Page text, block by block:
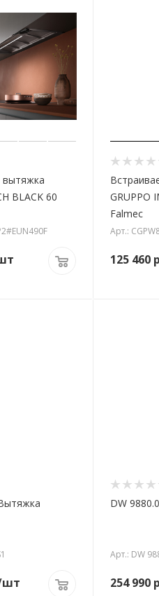
вытяжка
BLACK 60
GRUPPO
Falmec
Арт.:
125 460
DW
Арт.: DW
254 990